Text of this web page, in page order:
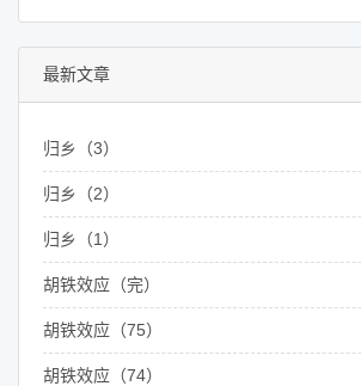
最新文章
归乡（3）
归乡（2）
归乡（1）
胡铁效应（完）
胡铁效应（75）
胡铁效应（74）